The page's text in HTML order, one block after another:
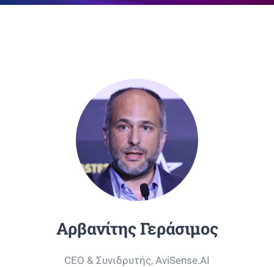
Αρβανίτης Γεράσιμος
CEO & Συνιδρυτής, AviSense.AI